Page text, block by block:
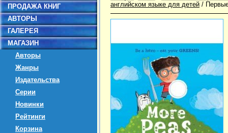
ПРОДАЖА КНИГ
АВТОРЫ
ГАЛЕРЕЯ
МАГАЗИН
Авторы
Жанры
Издательства
Серии
Новинки
Рейтинги
Корзина
английском языке для детей /